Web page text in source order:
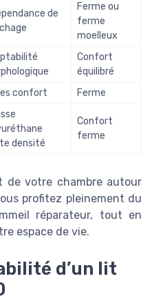
de
Ferme ou
ferme
moelleux
Confort
équilibré
confort Ferme
densité
Confort
ferme
de votre chambre autour
profitez pleinement du
réparateur, tout en
espace de vie.
d’un lit